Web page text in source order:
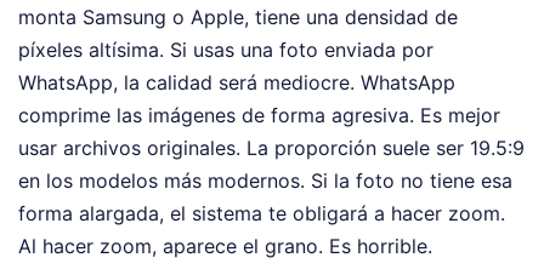
monta Samsung o Apple, tiene una densidad de
píxeles altísima. Si usas una foto enviada por
WhatsApp, la calidad será mediocre. WhatsApp
comprime las imágenes de forma agresiva. Es mejor
usar archivos originales. La proporción suele ser 19.5:9
en los modelos más modernos. Si la foto no tiene esa
forma alargada, el sistema te obligará a hacer zoom.
Al hacer zoom, aparece el grano. Es horrible.